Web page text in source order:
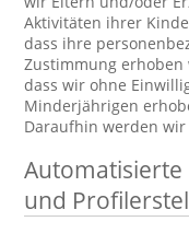
Aktivitäten ihrer
dass ihre
Zustimmung
dass wir ohne
Minderjährigen
Daraufhin werden
Automatisierte
und